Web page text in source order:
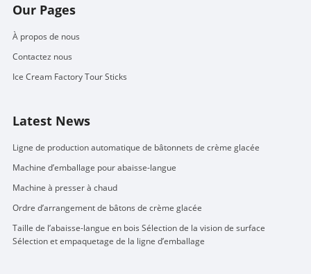
Our Pages
À propos de nous
Contactez nous
Ice Cream Factory Tour Sticks
Latest News
Ligne de production automatique de bâtonnets de crème glacée
Machine d’emballage pour abaisse-langue
Machine à presser à chaud
Ordre d’arrangement de bâtons de crème glacée
Taille de l’abaisse-langue en bois Sélection de la vision de surface
Sélection et empaquetage de la ligne d’emballage